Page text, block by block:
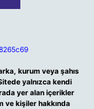
kurum veya şahıs
yalnızca kendi
yer alan içerikler
ve kişiler hakkında